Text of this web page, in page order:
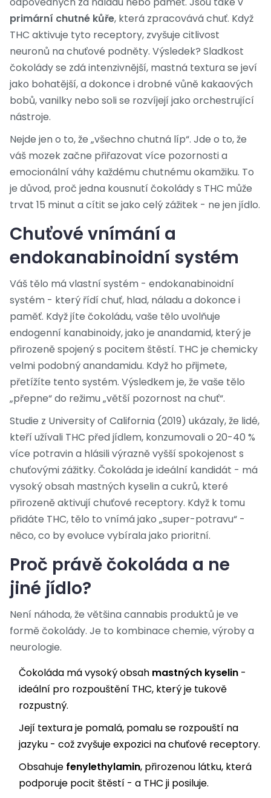
primární chutné kůře, která zpracovává chuť. Když
THC aktivuje tyto receptory, zvyšuje citlivost
neuronů na chuťové podněty. Výsledek? Sladkost
čokolády se zdá intenzivnější, mastná textura se jeví
jako bohatější, a dokonce i drobné vůně kakaových
bobů, vanilky nebo soli se rozvíjejí jako orchestrující
nástroje.
Nejde jen o to, že „všechno chutná líp“. Jde o to, že
váš mozek začne přiřazovat více pozornosti a
emocionální váhy každému chutnému okamžiku. To
je důvod, proč jedna kousnutí čokolády s THC může
trvat 15 minut a cítit se jako celý zážitek - ne jen jídlo.
Chuťové vnímání a
endokanabinoidní systém
Váš tělo má vlastní systém - endokanabinoidní
systém - který řídí chuť, hlad, náladu a dokonce i
paměť. Když jíte čokoládu, vaše tělo uvolňuje
endogenní kanabinoidy, jako je anandamid, který je
přirozeně spojený s pocitem štěstí. THC je chemicky
velmi podobný anandamidu. Když ho přijmete,
přetížíte tento systém. Výsledkem je, že vaše tělo
„přepne“ do režimu „větší pozornost na chuť“.
Studie z University of California (2019) ukázaly, že lidé,
kteří užívali THC před jídlem, konzumovali o 20-40 %
více potravin a hlásili výrazně vyšší spokojenost s
chuťovými zážitky. Čokoláda je ideální kandidát - má
vysoký obsah mastných kyselin a cukrů, které
přirozeně aktivují chuťové receptory. Když k tomu
přidáte THC, tělo to vnímá jako „super-potravu“ -
něco, co by evoluce vybírala jako prioritní.
Proč právě čokoláda a ne
jiné jídlo?
Není náhoda, že většina cannabis produktů je ve
formě čokolády. Je to kombinace chemie, výroby a
neurologie.
Čokoláda má vysoký obsah mastných kyselin -
ideální pro rozpouštění THC, který je tukově
rozpustný.
Její textura je pomalá, pomalu se rozpouští na
jazyku - což zvyšuje expozici na chuťové receptory.
Obsahuje fenylethylamin, přirozenou látku, která
podporuje pocit štěstí - a THC ji posiluje.